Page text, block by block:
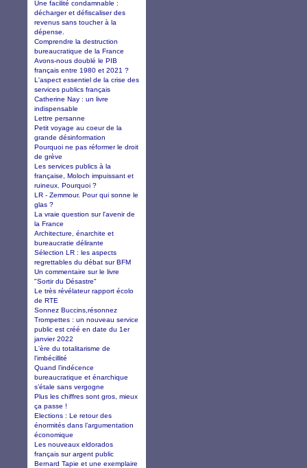
Une facilité condamnable :
décharger et défiscaliser des
revenus sans toucher à la
dépense.
Comprendre la destruction
bureaucratique de la France
Avons-nous doublé le PIB
français entre 1980 et 2021 ?
L'aspect essentiel de la crise des
services publics français
Catherine Nay : un livre
indispensable
Lettre persanne
Petit voyage au coeur de la
grande désinformation
Pourquoi ne pas réformer le droit
de grève
Les services publics à la
française, Moloch impuissant et
ruineux. Pourquoi ?
LR - Zemmour. Pour qui sonne le
glas ?
La vraie question sur l'avenir de
la France
Architecture, énarchite et
bureaucratie délirante
Sélection LR : les aspects
regrettables du débat sur BFM
Un commentaire sur le livre
"Sortir du Désastre"
Le très révélateur rapport écolo
de RTE
Sonnez Buccins,résonnez
Trompettes : un nouveau service
public est créé en date du 1er
janvier 2022
L'ère du totalitarisme de
l'imbécillité
Quand l’indécence
bureaucratique et énarchique
s’étale sans vergogne
Plus les chiffres sont gros, mieux
ça passe !
Elections : Le retour des
énormités dans l’argumentation
économique
Les nouveaux eldorados
français sur argent public
Bernard Tapie et une exemplaire